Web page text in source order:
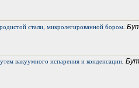
стали, микролегированной бором.
вакуумного испарения и конденсации.